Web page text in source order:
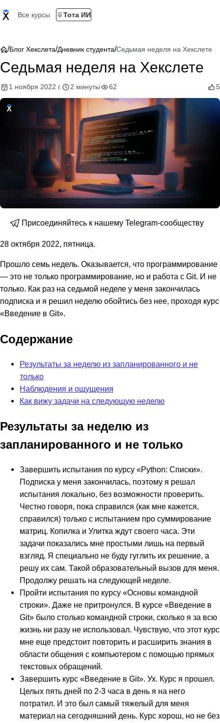
Все курсы Тота ИИ
/Блог Хекслета/Дневник студента/Седьмая неделя на Хекслете
Седьмая неделя на Хекслете
1 ноября 2022 г. 2 минуты 62 5
Присоединяйтесь к нашему Telegram-сообществу
28 октября 2022, пятница.
Прошло семь недель. Оказывается, что программирование
— это не только программирование, но и работа с Git. И не
только. Как раз на седьмой неделе у меня закончилась
подписка и я решил неделю обойтись без нее, проходя курс
«Введение в Git».
Содержание
Результаты за неделю из запланированного и не
только
Наблюдения и ощущения
Как вижу задачи на следующую неделю
Результаты за неделю из
запланированного и не только
Завершить испытания по курсу «Python: Списки».
Подписка у меня закончилась, поэтому я решал
испытания локально, без возможности проверить.
Честно говоря, пока справился (как мне кажется,
справился) только с испытанием про суммирование
матриц. Копилка и Улитка ждут своего часа. Эти
задачи показались мне простыми лишь на первый
взгляд. Я специально не буду гуглить их решение, а
решу их сам. Такой образовательный вызов для меня.
Продолжу решать на следующей неделе.
Пройти испытания по курсу «Основы командной
строки». Даже не притронулся. В курсе «Введение в
Git» было столько командной строки, сколько я за всю
жизнь ни разу не использовал. Чувствую, что этот курс
мне еще предстоит повторить и расширить знания в
области общения с компьютером с помощью прямых
текстовых обращений.
Завершить курс «Введение в Git». Ух. Курс я прошел.
Целых пять дней по 2-3 часа в день я на него
потратил. И это был самый тяжелый для меня
материал на сегодняшний день. Курс хорош, но не без